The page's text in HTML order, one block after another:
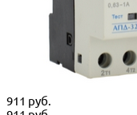
911 руб.